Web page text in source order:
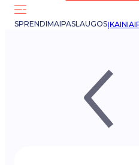
SPRENDIMAIPASLAUGOSĮKAINIAI